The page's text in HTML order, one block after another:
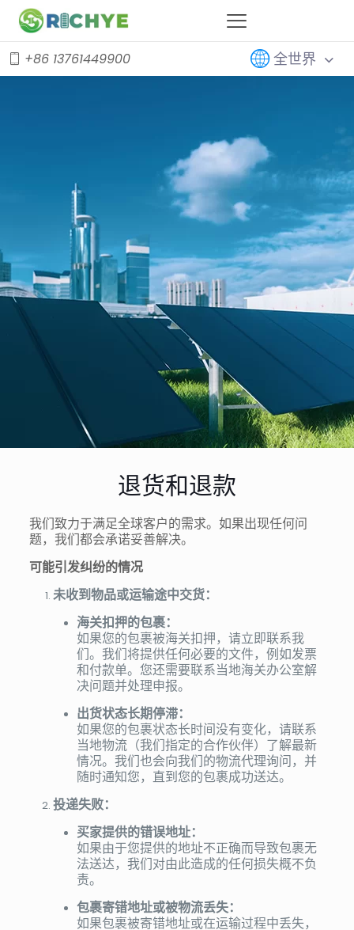
+86 13761449900 全世界
退货和退款
我们致力于满足全球客户的需求。如果出现任何问
题，我们都会承诺妥善解决。
可能引发纠纷的情况
未收到物品或运输途中交货：
海关扣押的包裹：
如果您的包裹被海关扣押，请立即联系我
们。我们将提供任何必要的文件，例如发票
和付款单。您还需要联系当地海关办公室解
决问题并处理申报。
出货状态长期停滞：
如果您的包裹状态长时间没有变化，请联系
当地物流（我们指定的合作伙伴）了解最新
情况。我们也会向我们的物流代理询问，并
随时通知您，直到您的包裹成功送达。
投递失败：
买家提供的错误地址：
如果由于您提供的地址不正确而导致包裹无
法送达，我们对由此造成的任何损失概不负
责。
包裹寄错地址或被物流丢失：
如果包裹被寄错地址或在运输过程中丢失，